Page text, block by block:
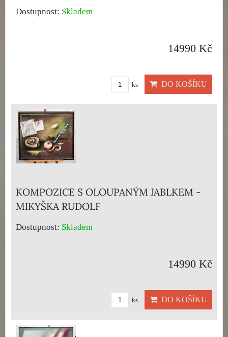
Dostupnost: Skladem
14990 Kč
ks DO KOŠÍKU
KOMPOZICE S OLOUPANÝM JABLKEM -
MIKYŠKA RUDOLF
Dostupnost: Skladem
14990 Kč
ks DO KOŠÍKU